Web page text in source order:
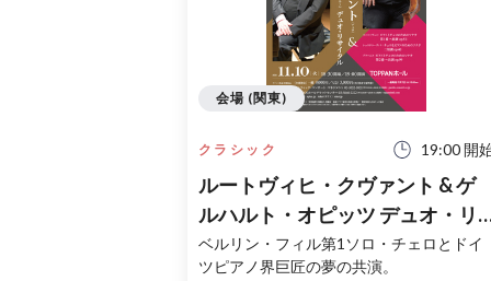
クラシック 19:00 開
ルートヴィヒ・クヴァント & ゲ
ルハルト・オピッツ デュオ・リ
サイタル
ベルリン・フィル第1ソロ・チェロとドイ
ツピアノ界巨匠の夢の共演。
会場 (関東)